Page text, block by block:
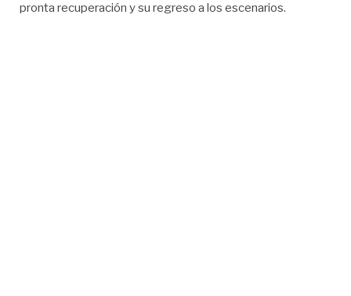
pronta recuperación y su regreso a los escenarios.